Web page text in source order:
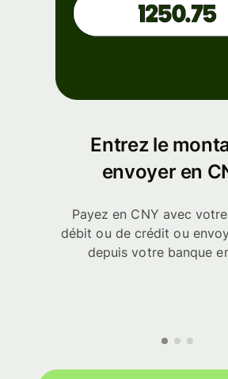
Entrez le
envoyer en
Payez en CNY avec
débit ou de crédit ou
depuis votre banque